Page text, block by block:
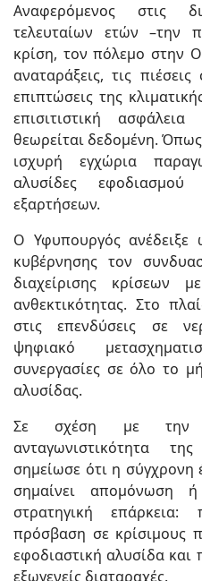
Αναφερόμενος στις
τελευταίων ετών –την
κρίση, τον πόλεμο στην
αναταράξεις, τις
επιπτώσεις της
επισιτιστική
θεωρείται δεδομένη.
ισχυρή εγχώρια
αλυσίδες
εξαρτήσεων.
Ο Υφυπουργός ανέδειξε
κυβέρνησης τον
διαχείρισης κρίσεων
ανθεκτικότητας. Στο
στις επενδύσεις σε
ψηφιακό
συνεργασίες σε όλο το
αλυσίδας.
Σε σχέση με την
ανταγωνιστικότητα
σημείωσε ότι η σύγχρονη
σημαίνει απομόνωση
στρατηγική επάρκεια:
πρόσβαση σε κρίσιμους
εφοδιαστική αλυσίδα
εξωγενείς διαταραχές.